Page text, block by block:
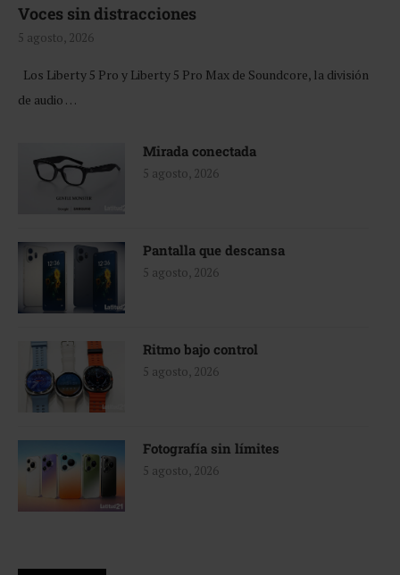
Voces sin distracciones
5 agosto, 2026
Los Liberty 5 Pro y Liberty 5 Pro Max de Soundcore, la división
de audio …
Mirada conectada
5 agosto, 2026
Pantalla que descansa
5 agosto, 2026
Ritmo bajo control
5 agosto, 2026
Fotografía sin límites
5 agosto, 2026